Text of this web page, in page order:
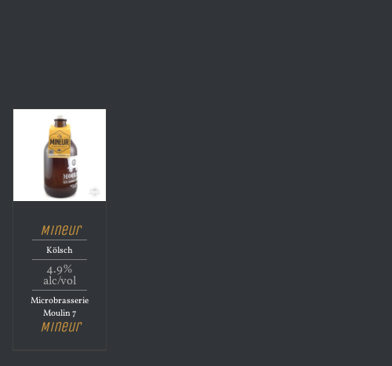
Mineur
Kölsch
4.9%
alc/vol
Microbrasserie
Moulin 7
Mineur